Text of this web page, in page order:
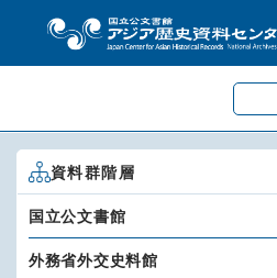
資料群階層
国立公文書館
外務省外交史料館